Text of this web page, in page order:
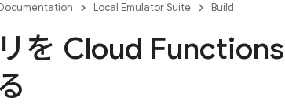
Local Emulator Suite Build
を Cloud